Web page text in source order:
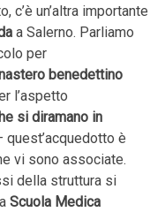
c’è un’altra importante
a Salerno. Parliamo
per
benedettino
l’aspetto
si diramano in
quest’acquedotto è
vi sono associate.
della struttura si
Scuola Medica